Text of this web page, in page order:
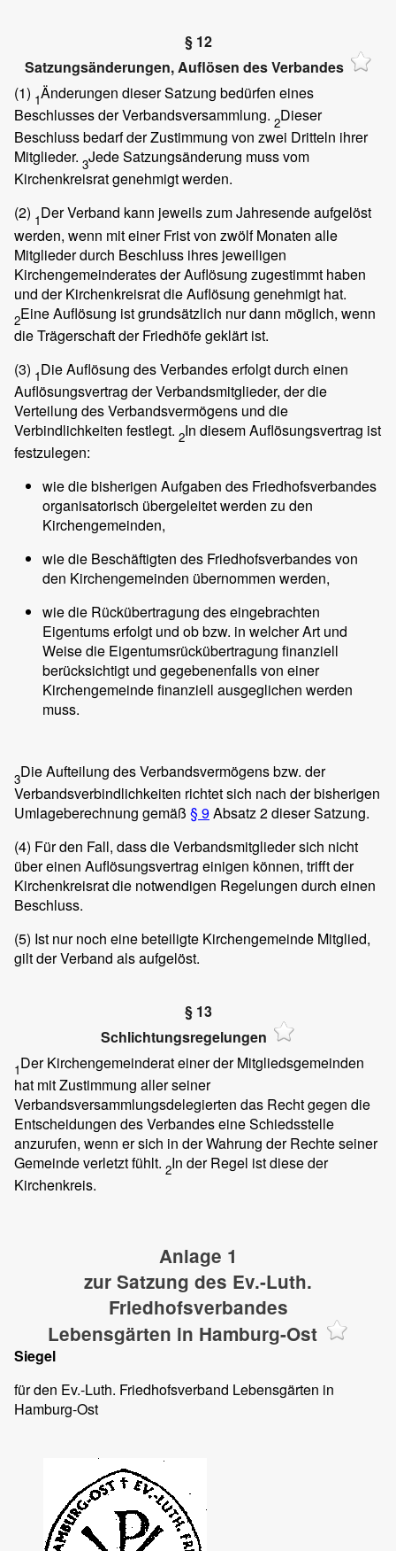
§ 12
Satzungsänderungen, Auflösen des Verbandes
(1) 1Änderungen dieser Satzung bedürfen eines
Beschlusses der Verbandsversammlung. 2Dieser
Beschluss bedarf der Zustimmung von zwei Dritteln ihrer
Mitglieder. 3Jede Satzungsänderung muss vom
Kirchenkreisrat genehmigt werden.
(2) 1Der Verband kann jeweils zum Jahresende aufgelöst
werden, wenn mit einer Frist von zwölf Monaten alle
Mitglieder durch Beschluss ihres jeweiligen
Kirchengemeinderates der Auflösung zugestimmt haben
und der Kirchenkreisrat die Auflösung genehmigt hat.
2Eine Auflösung ist grundsätzlich nur dann möglich, wenn
die Trägerschaft der Friedhöfe geklärt ist.
(3) 1Die Auflösung des Verbandes erfolgt durch einen
Auflösungsvertrag der Verbandsmitglieder, der die
Verteilung des Verbandsvermögens und die
Verbindlichkeiten festlegt. 2In diesem Auflösungsvertrag ist
festzulegen:
wie die bisherigen Aufgaben des Friedhofsverbandes
organisatorisch übergeleitet werden zu den
Kirchengemeinden,
wie die Beschäftigten des Friedhofsverbandes von
den Kirchengemeinden übernommen werden,
wie die Rückübertragung des eingebrachten
Eigentums erfolgt und ob bzw. in welcher Art und
Weise die Eigentumsrückübertragung finanziell
berücksichtigt und gegebenenfalls von einer
Kirchengemeinde finanziell ausgeglichen werden
muss.
3Die Aufteilung des Verbandsvermögens bzw. der
Verbandsverbindlichkeiten richtet sich nach der bisherigen
Umlageberechnung gemäß § 9Absatz 2 dieser Satzung.
(4) Für den Fall, dass die Verbandsmitglieder sich nicht
über einen Auflösungsvertrag einigen können, trifft der
Kirchenkreisrat die notwendigen Regelungen durch einen
Beschluss.
(5) Ist nur noch eine beteiligte Kirchengemeinde Mitglied,
gilt der Verband als aufgelöst.
§ 13
Schlichtungsregelungen
1Der Kirchengemeinderat einer der Mitgliedsgemeinden
hat mit Zustimmung aller seiner
Verbandsversammlungsdelegierten das Recht gegen die
Entscheidungen des Verbandes eine Schiedsstelle
anzurufen, wenn er sich in der Wahrung der Rechte seiner
Gemeinde verletzt fühlt. 2In der Regel ist diese der
Kirchenkreis.
Anlage 1
zur Satzung des Ev.-Luth.
Friedhofsverbandes
Lebensgärten in Hamburg-Ost
Siegel
für den Ev.-Luth. Friedhofsverband Lebensgärten in
Hamburg-Ost